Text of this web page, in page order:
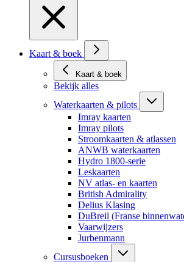
Kaart & boek
Kaart & boek
Bekijk alles
Waterkaarten & pilots
Imray kaarten
Imray pilots
Stroomkaarten & atlassen
ANWB waterkaarten
Hydro 1800-serie
Leskaarten
NV atlas- en kaarten
British Admirality
Delius Klasing
DuBreil (Franse
Vaarwijzers
Jurbenmann
Cursusboeken